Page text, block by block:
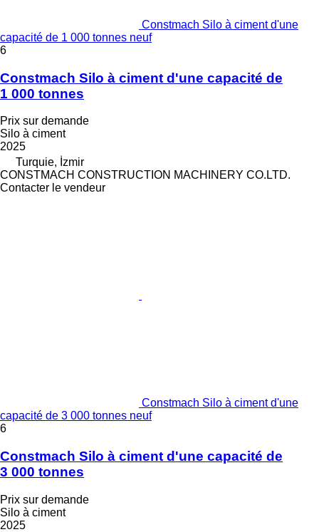
Constmach Silo à ciment d'une
capacité de 1 000 tonnes neuf
6
Constmach Silo à ciment d'une capacité de
1 000 tonnes
Prix sur demande
Silo à ciment
2025
Turquie, İzmir
CONSTMACH CONSTRUCTION MACHINERY CO.LTD.
Contacter le vendeur
Constmach Silo à ciment d'une
capacité de 3 000 tonnes neuf
6
Constmach Silo à ciment d'une capacité de
3 000 tonnes
Prix sur demande
Silo à ciment
2025